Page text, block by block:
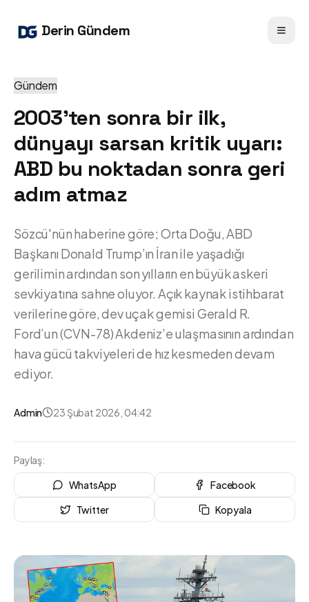
Derin Gündem
Gündem
2003'ten sonra bir ilk,
dünyayı sarsan kritik uyarı:
ABD bu noktadan sonra geri
adım atmaz
Sözcü'nün haberine göre; Orta Doğu, ABD
Başkanı Donald Trump’ın İran ile yaşadığı
gerilimin ardından son yılların en büyük askeri
sevkiyatına sahne oluyor. Açık kaynak istihbarat
verilerine göre, dev uçak gemisi Gerald R.
Ford’un (CVN-78) Akdeniz’e ulaşmasının ardından
hava gücü takviyeleri de hız kesmeden devam
ediyor.
Admin 23 Şubat 2026, 04:42
Paylaş:
WhatsApp
Facebook
Twitter
Kopyala